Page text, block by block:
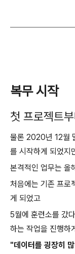
복무 시작
첫 프로젝트
물론 2020년 12월
를 시작하게 되었지
본격적인 업무는 올
처음에는 기존 프로
게 되었고
5월에 훈련소를 갔
하는 작업을 진행하
"데이터를 굉장히